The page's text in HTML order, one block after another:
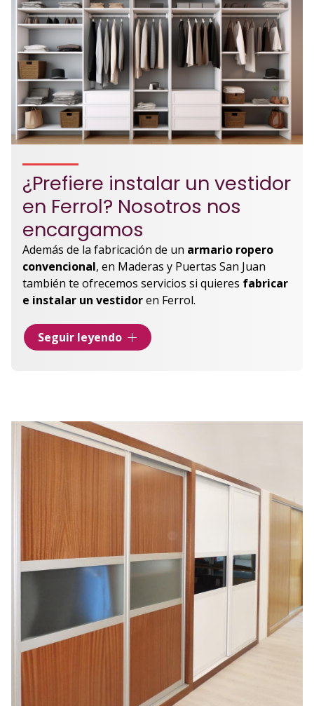
¿Prefiere instalar un vestidor
en Ferrol? Nosotros nos
encargamos
Además de la fabricación de un armario ropero
convencional, en Maderas y Puertas San Juan
también te ofrecemos servicios si quieres fabricar
e instalar un vestidoren Ferrol.
Trabajamos conmateriales de primera calidad
todo tipo de estilos con el objetivo de adaptar el
medidaen Ferrol.
Seguir leyendo